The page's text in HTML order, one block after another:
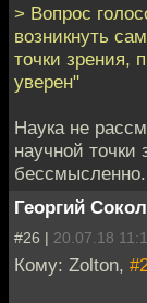
> Вопрос
возникнуть
точки зрения,
уверен"
Наука не
научной точки
бессмысленно.
Георгий
#26 | 20.07.18
Кому: Zolton,